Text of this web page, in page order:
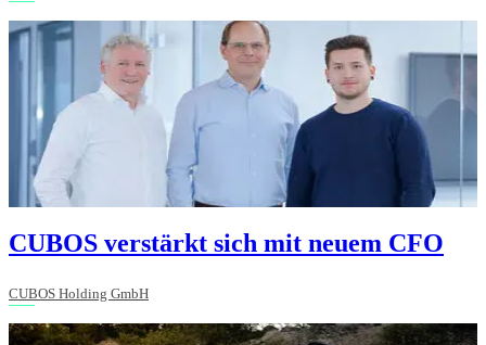
CUBOS verstärkt sich mit neuem CFO
CUBOS Holding GmbH